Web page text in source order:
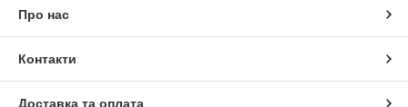
Про нас
Контакти
Доставка та оплата